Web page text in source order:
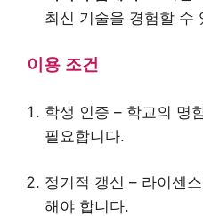
최신 기술을 경험할 수
이용 조건
학생 인증 – 학교의 명
필요합니다.
정기적 갱신 – 라이센
해야 합니다.